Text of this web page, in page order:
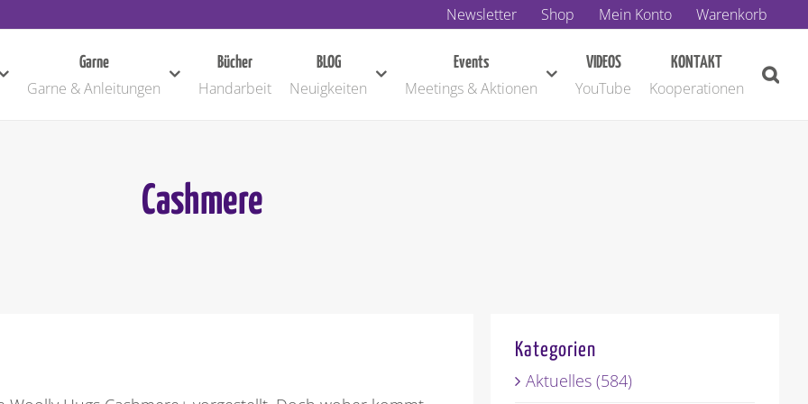
Newsletter Shop Mein Konto Warenkorb
Garne
Garne & Anleitungen
Bücher
Handarbeit
BLOG
Neuigkeiten
Events
Meetings & Aktionen
VIDEOS
YouTube
KONTAKT
Kooperationen
Cashmere
Kategorien
Aktuelles (584)